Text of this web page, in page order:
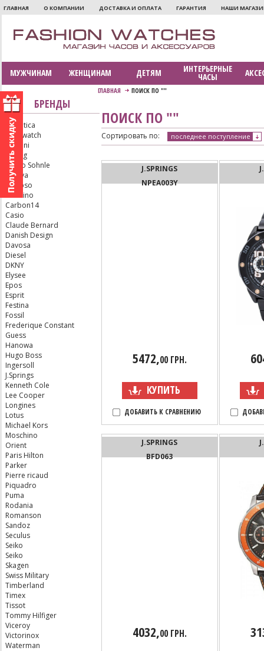
ГЛАВНАЯ О КОМПАНИИ ДОСТАВКА И ОПЛАТА ГАРАНТИЯ НАШИ
МУЖЧИНАМ ЖЕНЩИНАМ ДЕТЯМ ИНТЕРЬЕРНЫЕ
ЧАСЫ
ГЛАВНАЯ ПОИСК ПО ""
БРЕНДЫ
Adriatica
Aerowatch
Armani
Bering
Bruno Sohnle
Bulova
Calypso
Candino
Carbon14
Casio
Claude Bernard
Danish Design
Davosa
Diesel
DKNY
Elysee
Epos
Esprit
Festina
Fossil
Frederique Constant
Guess
Hanowa
Hugo Boss
Ingersoll
J.Springs
Kenneth Cole
Lee Cooper
Longines
Lotus
Michael Kors
Moschino
Orient
Paris Hilton
Parker
Pierre ricaud
Piquadro
Puma
Rodania
Romanson
Sandoz
Seculus
Seiko
Seiko
Skagen
Swiss Military
Timberland
Timex
Tissot
Tommy Hilfiger
Viceroy
Victorinox
Waterman
ПОИСК ПО ""
Сортировать по: последнее поступление
J.SPRINGS
NPEA003Y
5472,00 ГРН.
КУПИТЬ
ДОБАВИТЬ К СРАВНЕНИЮ
J.SPRINGS
BFD063
4032,00 ГРН.